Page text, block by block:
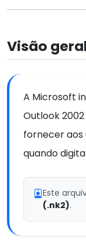
Visão
A Microsoft
Outlook
fornecer aos
quando
Este
(.nk2).